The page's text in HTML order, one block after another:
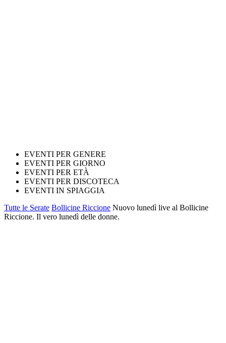
EVENTI PER GENERE
EVENTI PER GIORNO
EVENTI PER ETÀ
EVENTI PER DISCOTECA
EVENTI IN SPIAGGIA
Tutte le Serate Bollicine Riccione Nuovo lunedì live al Bollicine
Riccione. Il vero lunedì delle donne.